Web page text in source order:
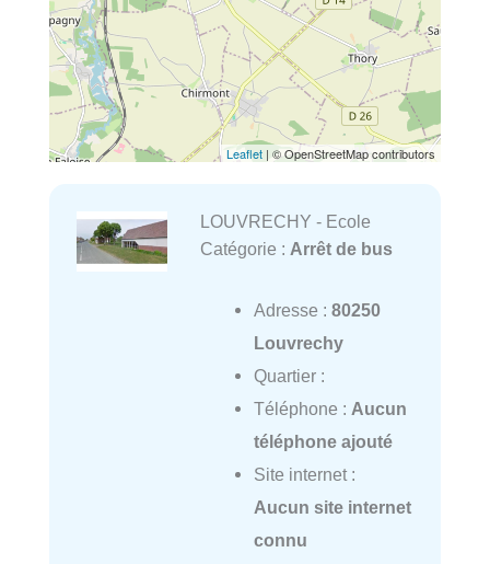
Leaflet | © OpenStreetMap contributors
LOUVRECHY - Ecole
Catégorie : Arrêt de bus
Adresse : 80250
Louvrechy
Quartier :
Téléphone : Aucun
téléphone ajouté
Site internet :
Aucun site internet
connu